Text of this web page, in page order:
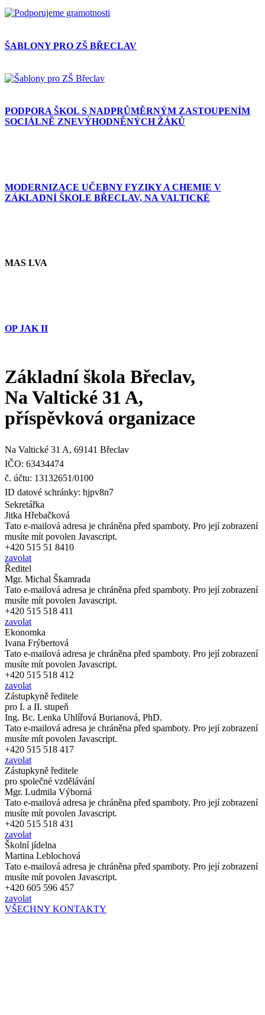
ŠABLONY PRO ZŠ BŘECLAV
PODPORA ŠKOL S NADPRŮMĚRNÝM ZASTOUPENÍM
SOCIÁLNĚ ZNEVÝHODNĚNÝCH ŽÁKŮ
MODERNIZACE UČEBNY FYZIKY A CHEMIE V
ZÁKLADNÍ ŠKOLE BŘECLAV, NA VALTICKÉ
MAS LVA
OP JAK II
Základní škola Břeclav,
Na Valtické 31 A,
příspěvková organizace
Na Valtické 31 A, 69141 Břeclav
IČO: 63434474
č. účtu: 13132651/0100
ID datové schránky: hjpv8n7
Sekretářka
Jitka Hřebačková
Tato e-mailová adresa je chráněna před spamboty. Pro její zobrazení
musíte mít povolen Javascript.
+420 515 51 8410
zavolat
Ředitel
Mgr. Michal Škamrada
Tato e-mailová adresa je chráněna před spamboty. Pro její zobrazení
musíte mít povolen Javascript.
+420 515 518 411
zavolat
Ekonomka
Ivana Frýbertová
Tato e-mailová adresa je chráněna před spamboty. Pro její zobrazení
musíte mít povolen Javascript.
+420 515 518 412
zavolat
Zástupkyně ředitele
pro I. a II. stupeň
Ing. Bc. Lenka Uhlířová Burianová, PhD.
Tato e-mailová adresa je chráněna před spamboty. Pro její zobrazení
musíte mít povolen Javascript.
+420 515 518 417
zavolat
Zástupkyně ředitele
pro společné vzdělávání
Mgr. Ludmila Výborná
Tato e-mailová adresa je chráněna před spamboty. Pro její zobrazení
musíte mít povolen Javascript.
+420 515 518 431
zavolat
Školní jídelna
Martina Leblochová
Tato e-mailová adresa je chráněna před spamboty. Pro její zobrazení
musíte mít povolen Javascript.
+420 605 596 457
zavolat
VŠECHNY KONTAKTY